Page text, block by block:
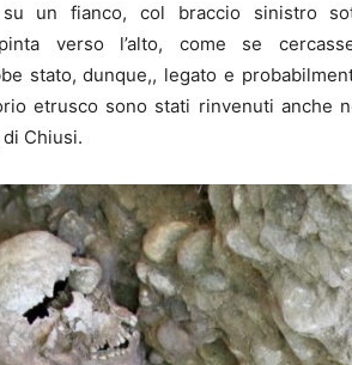
su un fianco, col braccio sinistro
verso l’alto, come se
stato, dunque,, legato e
etrusco sono stati rinvenuti anche
di Chiusi.